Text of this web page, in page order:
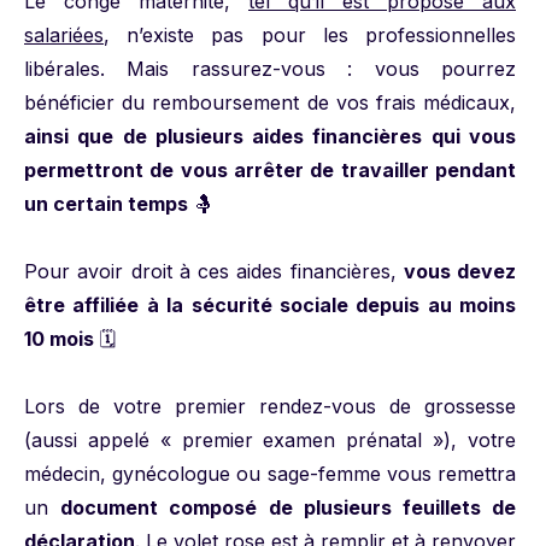
salariées, n’existe pas pour les professionnelles
libérales. Mais rassurez-vous : vous pourrez
bénéficier du remboursement de vos frais médicaux,
ainsi que de plusieurs aides financières qui vous
permettront de vous arrêter de travailler pendant
un certain temps 🤱
Pour avoir droit à ces aides financières, vous devez
être affiliée à la sécurité sociale depuis au moins
10 mois 🗓️
Lors de votre premier rendez-vous de grossesse
(aussi appelé « premier examen prénatal »), votre
médecin, gynécologue ou sage-femme vous remettra
un document composé de plusieurs feuillets de
déclaration. Le volet rose est à remplir et à renvoyer